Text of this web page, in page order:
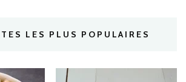
LES PLUS POPULAIRES